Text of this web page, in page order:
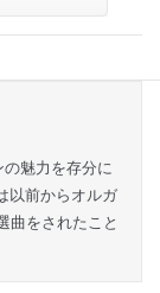
魅力を存分に
以前からオルガ
曲をされたこと